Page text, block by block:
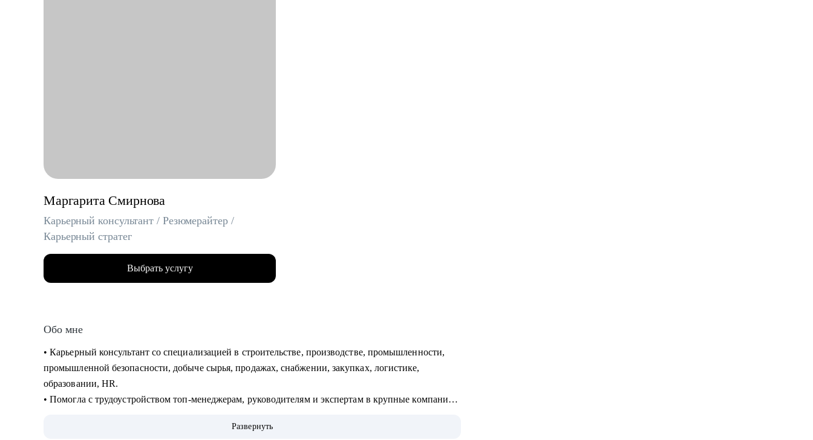
Маргарита Смирнова
Карьерный консультант / Резюмерайтер /
Карьерный стратег
Выбрать услугу
Обо мне
• Карьерный консультант со специализацией в строительстве, производстве, промышленности,
промышленной безопасности, добыче сырья, продажах, снабжении, закупках, логистике,
образовании, HR.
• Помогла с трудоустройством топ-менеджерам, руководителям и экспертам в крупные компании:
• 15 лет в HR и 8 лет в карьерном консультировании.
Развернуть